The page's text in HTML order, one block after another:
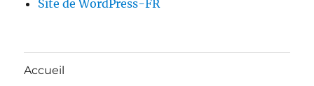
Site de WordPress-FR
Accueil